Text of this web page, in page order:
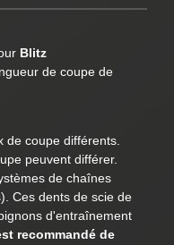
Blitz
de coupe de
de coupe différents.
peuvent différer.
de chaînes
Ces dents de scie de
d'entraînement
recommandé de